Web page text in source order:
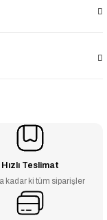
Hızlı Teslimat
kadar ki tüm siparişler